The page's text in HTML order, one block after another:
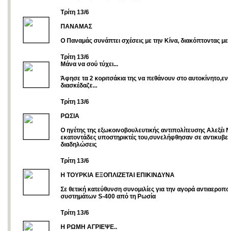
Τρίτη 13/6
ΠΑΝΑΜΑΣ
Ο Παναμάς συνάπτει σχέσεις με την Κίνα, διακόπτοντας
Tρίτη 13/6
Μάνα να σού τύχει...
Άφησε τα 2 κοριτσάκια της να πεθάνουν στο
διασκέδαζε...
Tρίτη 13/6
ΡΩΣΙΑ
O ηγέτης της εξωκοινοβουλευτικής αντιπολίτευσης Αλεξέι
εκατοντάδες υποστηρικτές του,συνελήφθησαν σε
διαδηλώσεις
Tρίτη 13/6
Η ΤΟΥΡΚΙΑ ΕΞΟΠΛΙΖΕΤΑΙ ΕΠΙΚΙΝΔΥΝΑ
Σε θετική κατεύθυνση συνομιλίες για την αγορά
συστημάτων S-400 από τη Ρωσία
Τρίτη 13/6
Η ΡΩΜΗ ΑΓΡΙΕΨΕ..